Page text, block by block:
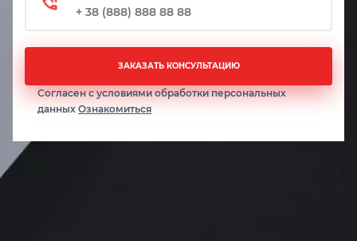
ЗАКАЗАТЬ КОНСУЛЬТАЦИЮ
Согласен с условиями обработки персональных
данных Ознакомиться